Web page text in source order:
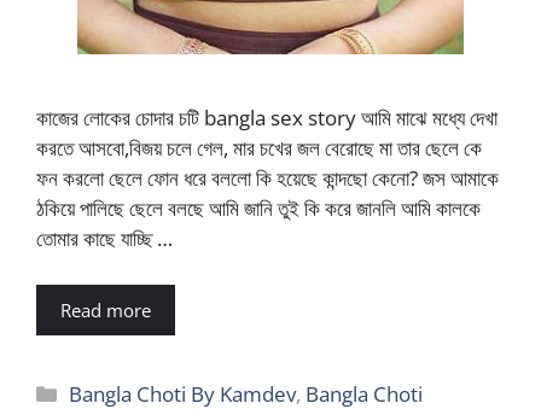
কাজের লোকের চোদার চটি bangla sex story আমি মাঝে মধ্যে দেখা
করতে আসবো,বিজয় চলে গেল, মার চখের জল বেরোছে মা তার ছেলে কে
ফন করলো ছেলে ফোন ধরে বললো কি হয়েছে কান্দছো কেনো? জস আমাকে
ঠকিয়ে পালিছে ছেলে বলছে আমি জানি তুই কি করে জানলি আমি কালকে
তোমার কাছে যাচ্ছি …
Read more
Categories
Bangla Choti By Kamdev, Bangla Choti